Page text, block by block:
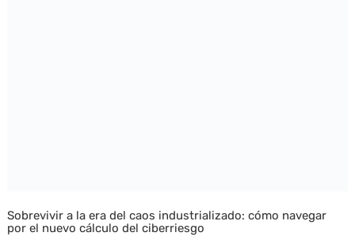
Sobrevivir a la era del caos industrializado: cómo navegar
por el nuevo cálculo del ciberriesgo